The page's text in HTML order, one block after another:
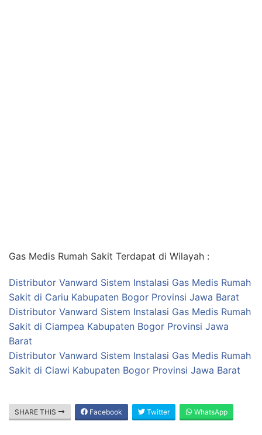
Gas Medis Rumah Sakit Terdapat di Wilayah :
Distributor Vanward Sistem Instalasi Gas Medis Rumah
Sakit di Cariu Kabupaten Bogor Provinsi Jawa Barat
Distributor Vanward Sistem Instalasi Gas Medis Rumah
Sakit di Ciampea Kabupaten Bogor Provinsi Jawa
Barat
Distributor Vanward Sistem Instalasi Gas Medis Rumah
Sakit di Ciawi Kabupaten Bogor Provinsi Jawa Barat
SHARE THIS Facebook Twitter WhatsApp